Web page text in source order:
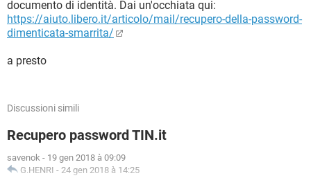
documento di identità. Dai un'occhiata qui:
https://aiuto.libero.it/articolo/mail/recupero-della-password-
dimenticata-smarrita/
a presto
Discussioni simili
Recupero password TIN.it
savenok - 19 gen 2018 à 09:09
G.HENRI - 24 gen 2018 à 14:25